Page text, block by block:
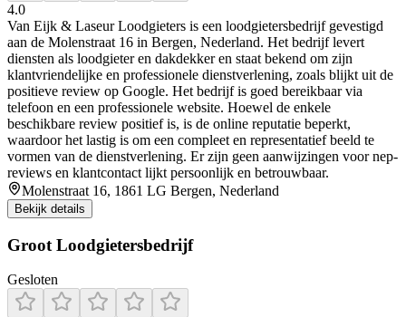
4.0
Van Eijk & Laseur Loodgieters is een loodgietersbedrijf gevestigd
aan de Molenstraat 16 in Bergen, Nederland. Het bedrijf levert
diensten als loodgieter en dakdekker en staat bekend om zijn
klantvriendelijke en professionele dienstverlening, zoals blijkt uit de
positieve review op Google. Het bedrijf is goed bereikbaar via
telefoon en een professionele website. Hoewel de enkele
beschikbare review positief is, is de online reputatie beperkt,
waardoor het lastig is om een compleet en representatief beeld te
vormen van de dienstverlening. Er zijn geen aanwijzingen voor nep-
reviews en klantcontact lijkt persoonlijk en betrouwbaar.
Molenstraat 16, 1861 LG Bergen, Nederland
Bekijk details
Groot Loodgietersbedrijf
Gesloten